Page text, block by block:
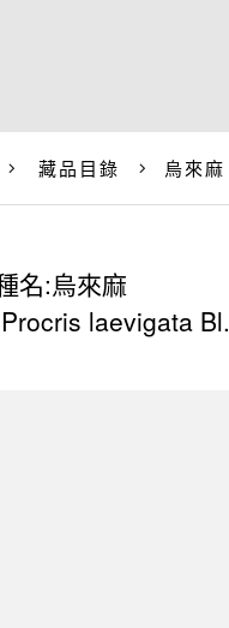
藏品目錄 烏來麻
名:烏來麻
laevigata Bl.